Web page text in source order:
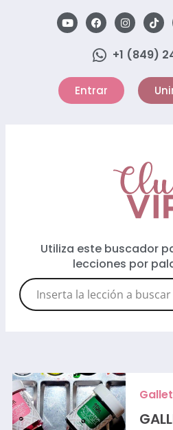
+1 (849)
Entrar
Utiliza este buscador
lecciones por